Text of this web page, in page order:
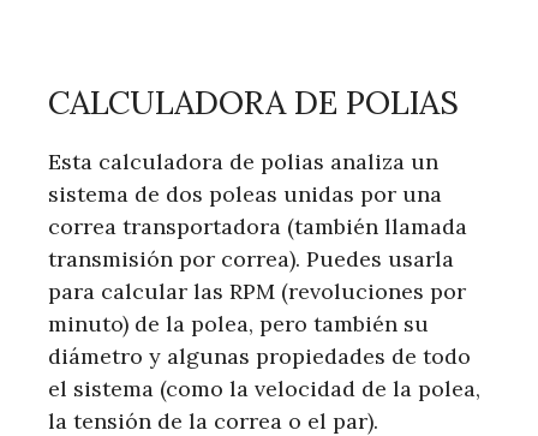
CALCULADORA DE POLIAS
Esta calculadora de polias analiza un
sistema de dos poleas unidas por una
correa transportadora (también llamada
transmisión por correa). Puedes usarla
para calcular las RPM (revoluciones por
minuto) de la polea, pero también su
diámetro y algunas propiedades de todo
el sistema (como la velocidad de la polea,
la tensión de la correa o el par).